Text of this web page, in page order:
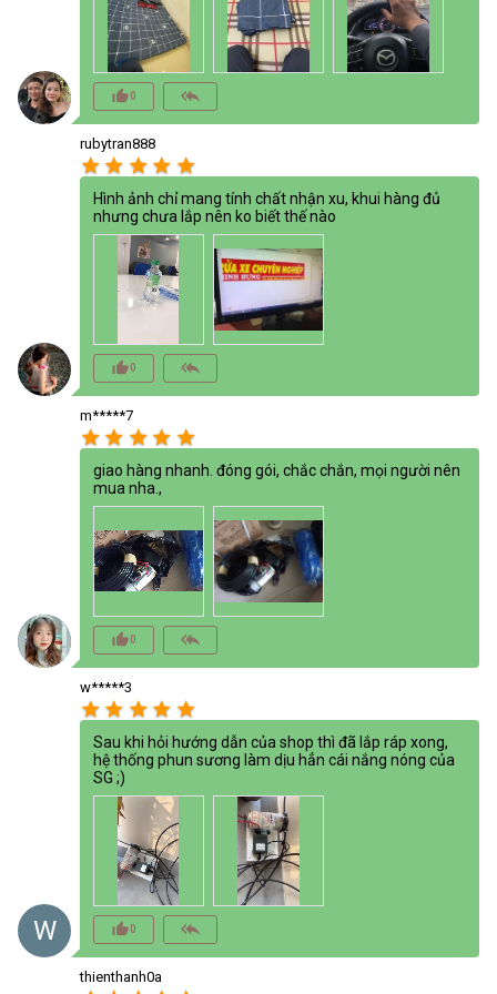
thumb_up_alt0 reply_all
rubytran888
star star star star star
Hình ảnh chỉ mang tính chất nhận xu, khui hàng đủ
nhưng chưa lắp nên ko biết thế nào
thumb_up_alt0 reply_all
m*****7
star star star star star
giao hàng nhanh. đóng gói, chắc chắn, mọi người nên
mua nha.,
thumb_up_alt0 reply_all
W
w*****3
star star star star star
Sau khi hỏi hướng dẫn của shop thì đã lắp ráp xong,
hệ thống phun sương làm dịu hẳn cái nắng nóng của
SG ;)
thumb_up_alt0 reply_all
thienthanh0a